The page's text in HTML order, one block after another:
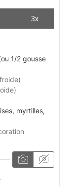
3x
1/2 gousse
myrtilles,